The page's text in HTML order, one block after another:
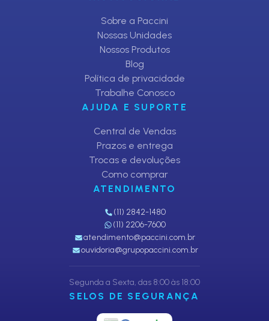
Sobre a Paccini
Nossas Unidades
Nossos Produtos
Blog
Política de privacidade
Trabalhe Conosco
AJUDA E SUPORTE
Central de Vendas
Prazos e entrega
Trocas e devoluções
Como comprar
ATENDIMENTO
(11) 2842-1480
(11) 2206-7600
atendimento@paccini.com.br
ouvidoria@grupopaccini.com.br
Segunda a Sexta, das 8:00 às 18:00
SELOS DE SEGURANÇA